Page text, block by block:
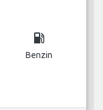
local_gas_station
Benzin